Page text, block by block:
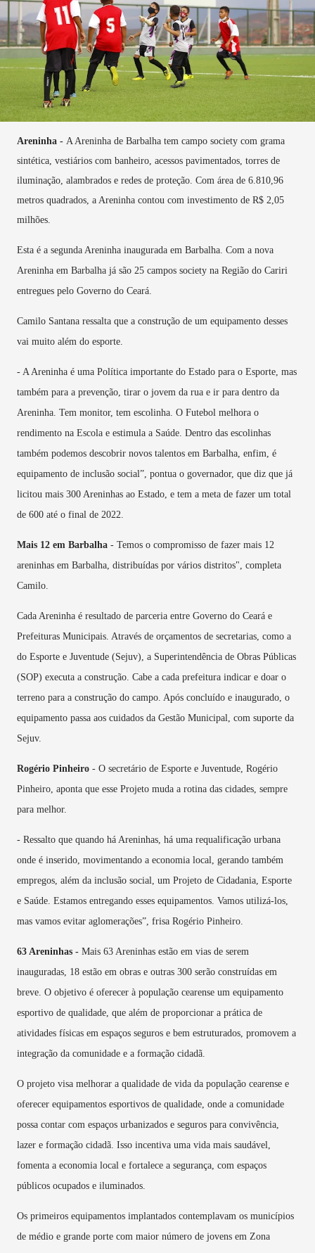
Areninha - A Areninha de Barbalha tem campo society com grama
sintética, vestiários com banheiro, acessos pavimentados, torres de
iluminação, alambrados e redes de proteção. Com área de 6.810,96
metros quadrados, a Areninha contou com investimento de R$ 2,05
milhões.
Esta é a segunda Areninha inaugurada em Barbalha. Com a nova
Areninha em Barbalha já são 25 campos society na Região do Cariri
entregues pelo Governo do Ceará.
Camilo Santana ressalta que a construção de um equipamento desses
vai muito além do esporte.
- A Areninha é uma Política importante do Estado para o Esporte, mas
também para a prevenção, tirar o jovem da rua e ir para dentro da
Areninha. Tem monitor, tem escolinha. O Futebol melhora o
rendimento na Escola e estimula a Saúde. Dentro das escolinhas
também podemos descobrir novos talentos em Barbalha, enfim, é
equipamento de inclusão social”, pontua o governador, que diz que já
licitou mais 300 Areninhas ao Estado, e tem a meta de fazer um total
de 600 até o final de 2022.
Mais 12 em Barbalha - Temos o compromisso de fazer mais 12
areninhas em Barbalha, distribuídas por vários distritos", completa
Camilo.
Cada Areninha é resultado de parceria entre Governo do Ceará e
Prefeituras Municipais. Através de orçamentos de secretarias, como a
do Esporte e Juventude (Sejuv), a Superintendência de Obras Públicas
(SOP) executa a construção. Cabe a cada prefeitura indicar e doar o
terreno para a construção do campo. Após concluído e inaugurado, o
equipamento passa aos cuidados da Gestão Municipal, com suporte da
Sejuv.
Rogério Pinheiro - O secretário de Esporte e Juventude, Rogério
Pinheiro, aponta que esse Projeto muda a rotina das cidades, sempre
para melhor.
- Ressalto que quando há Areninhas, há uma requalificação urbana
onde é inserido, movimentando a economia local, gerando também
empregos, além da inclusão social, um Projeto de Cidadania, Esporte
e Saúde. Estamos entregando esses equipamentos. Vamos utilizá-los,
mas vamos evitar aglomerações”, frisa Rogério Pinheiro.
63 Areninhas - Mais 63 Areninhas estão em vias de serem
inauguradas, 18 estão em obras e outras 300 serão construídas em
breve. O objetivo é oferecer à população cearense um equipamento
esportivo de qualidade, que além de proporcionar a prática de
atividades físicas em espaços seguros e bem estruturados, promovem a
integração da comunidade e a formação cidadã.
O projeto visa melhorar a qualidade de vida da população cearense e
oferecer equipamentos esportivos de qualidade, onde a comunidade
possa contar com espaços urbanizados e seguros para convivência,
lazer e formação cidadã. Isso incentiva uma vida mais saudável,
fomenta a economia local e fortalece a segurança, com espaços
públicos ocupados e iluminados.
Os primeiros equipamentos implantados contemplavam os municípios
de médio e grande porte com maior número de jovens em Zona